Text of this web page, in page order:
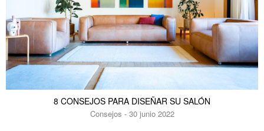
8 CONSEJOS PARA DISEÑAR SU SALÓN
Consejos - 30 junio 2022